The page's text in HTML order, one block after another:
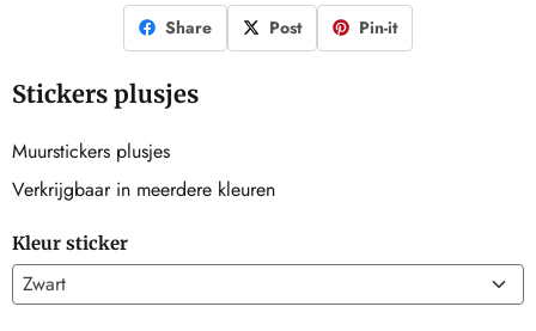
Share Post Pin-it
Stickers plusjes
Muurstickers plusjes
Verkrijgbaar in meerdere kleuren
Kleur sticker